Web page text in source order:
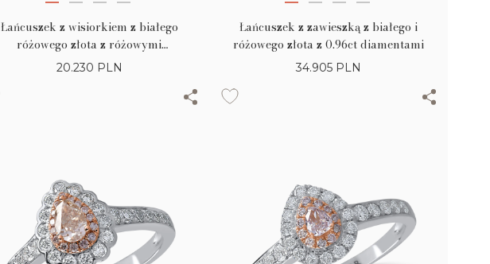
Łańcuszek z wisiorkiem z białego
różowego złota z różowymi
diamentami o masie 0.61ct i
20.230 PLN
Łańcuszek z zawieszką z białego i
różowego złota z 0.96ct diamentami
34.905 PLN